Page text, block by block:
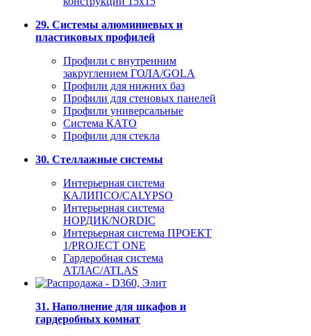
29. Системы алюминиевых и
пластиковых профилей
Профили с внутренним
закруглением ГОЛА/GOLA
Профили для нижних баз
Профили для стеновых панелей
Профили универсальные
Система КАТО
Профили для стекла
30. Стеллажные системы
Интерьерная система
КАЛИПСО/CALYPSO
Интерьерная система
НОРДИК/NORDIC
Интерьерная система ПРОЕКТ
1/PROJECT ONE
Гардеробная система
АТЛАС/ATLAS
31. Наполнение для шкафов и
гардеробных комнат